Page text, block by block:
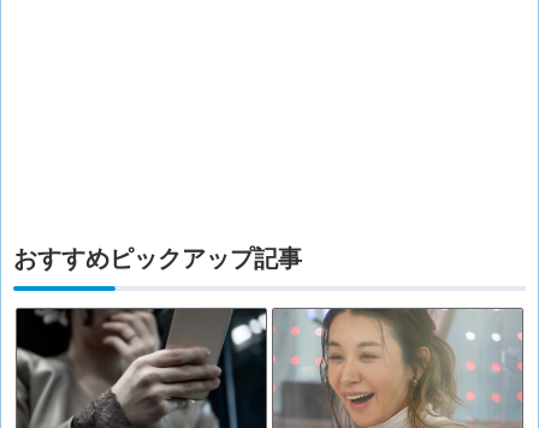
おすすめピックアップ記事